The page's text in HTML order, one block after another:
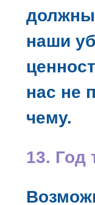
должны
наши
нас не
чему.
13. Год